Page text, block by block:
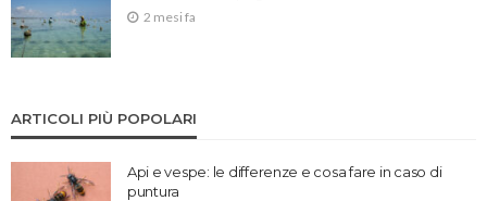
2 mesi fa
ARTICOLI PIÙ POPOLARI
Api e vespe: le differenze e cosa fare in caso di
puntura